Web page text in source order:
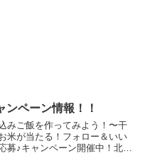
ンペーン情報！！
みご飯を作ってみよう！〜干
米が当たる！フォロー＆いい
募♪キャンペーン開催中！北海